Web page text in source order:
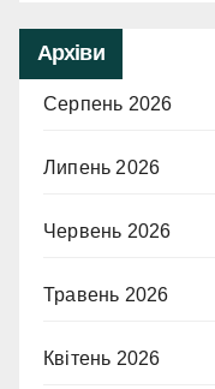
Архіви
Серпень 2026
Липень 2026
Червень 2026
Травень 2026
Квітень 2026